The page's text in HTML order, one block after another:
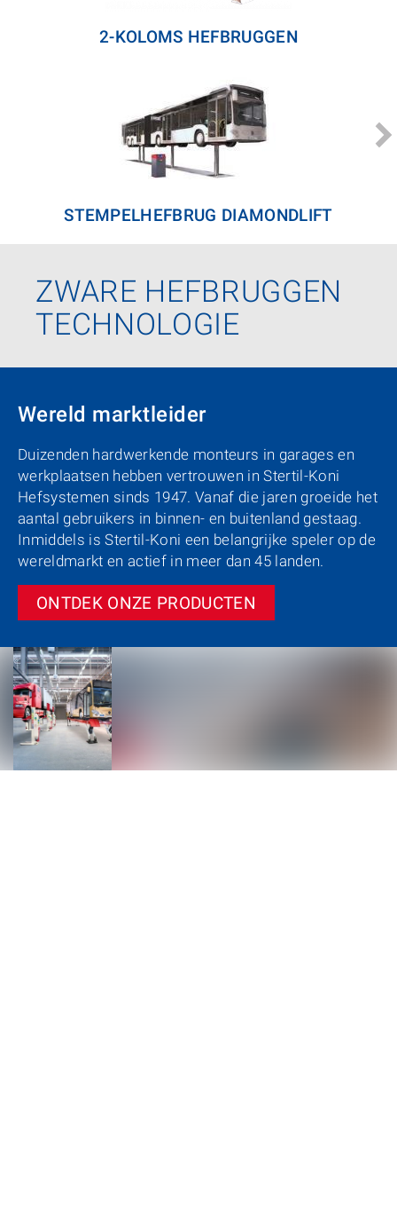
2-KOLOMS HEFBRUGGEN
STEMPELHEFBRUG DIAMONDLIFT
ZWARE HEFBRUGGEN
TECHNOLOGIE
Wereld marktleider
Duizenden hardwerkende monteurs in garages en
werkplaatsen hebben vertrouwen in Stertil-Koni
Hefsystemen sinds 1947. Vanaf die jaren groeide het
aantal gebruikers in binnen- en buitenland gestaag.
Inmiddels is Stertil-Koni een belangrijke speler op de
wereldmarkt en actief in meer dan 45 landen.
ONTDEK ONZE PRODUCTEN